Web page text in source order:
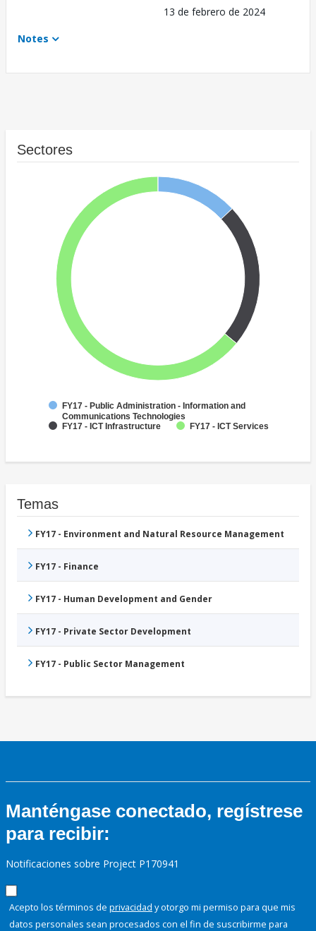
13 de febrero de 2024
Notes
Sectores
FY17 - Public Administration - Information and
Communications Technologies
FY17 - ICT Infrastructure
FY17 - ICT Services
Temas
FY17 - Environment and Natural Resource Management
FY17 - Finance
FY17 - Human Development and Gender
FY17 - Private Sector Development
FY17 - Public Sector Management
Manténgase conectado, regístrese
para recibir:
Notificaciones sobre Project P170941
Acepto los términos de privacidad y otorgo mi permiso para que mis
datos personales sean procesados con el fin de suscribirme para